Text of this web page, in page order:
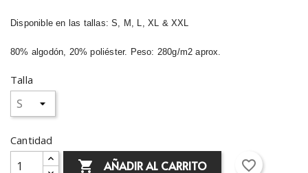
Disponible en las tallas: S, M, L, XL & XXL
80% algodón, 20% poliéster. Peso: 280g/m2 aprox.
Talla
Cantidad
 AÑADIR AL CARRITO favorite_border